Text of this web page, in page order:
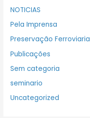
NOTICIAS
Pela Imprensa
Preservação Ferroviaria
Publicações
Sem categoria
seminario
Uncategorized